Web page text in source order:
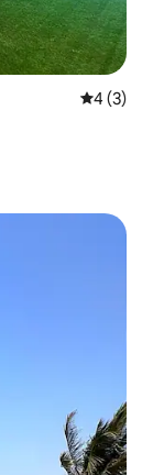
4 (3)